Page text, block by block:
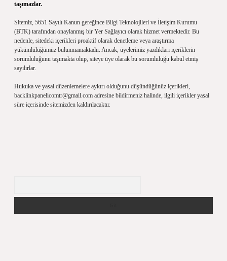
taşımazlar.
Sitemiz, 5651 Sayılı Kanun gereğince Bilgi Teknolojileri ve İletişim Kurumu
(BTK) tarafından onaylanmış bir Yer Sağlayıcı olarak hizmet vermektedir. Bu
nedenle, sitedeki içerikleri proaktif olarak denetleme veya araştırma
yükümlülüğümüz bulunmamaktadır. Ancak, üyelerimiz yazdıkları içeriklerin
sorumluluğunu taşımakta olup, siteye üye olarak bu sorumluluğu kabul etmiş
sayılırlar.
Hukuka ve yasal düzenlemelere aykırı olduğunu düşündüğünüz içerikleri,
backlinkpanelicomtr@gmail.com adresine bildirmeniz halinde, ilgili içerikler yasal
süre içerisinde sitemizden kaldırılacaktır.